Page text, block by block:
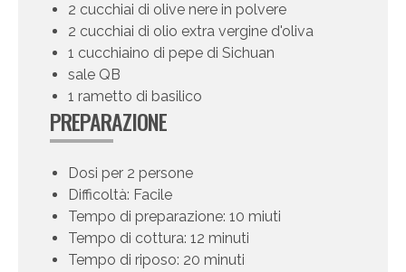
2 cucchiai di olive nere in polvere
2 cucchiai di olio extra vergine d'oliva
1 cucchiaino di pepe di Sichuan
sale QB
1 rametto di basilico
PREPARAZIONE
Dosi per 2 persone
Difficoltà: Facile
Tempo di preparazione: 10 miuti
Tempo di cottura: 12 minuti
Tempo di riposo: 20 minuti